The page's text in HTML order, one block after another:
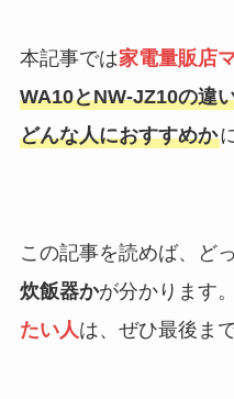
本記事では家電量販店
WA10とNW-JZ10の違
どんな人におすすめか
この記事を読めば、ど
炊飯器かが分かります。
たい人は、ぜひ最後ま